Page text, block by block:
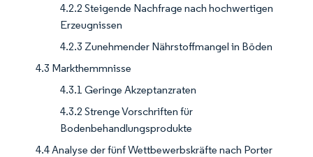
4.2.2 Steigende Nachfrage nach hochwertigen
Erzeugnissen
4.2.3 Zunehmender Nährstoffmangel in Böden
4.3 Markthemmnisse
4.3.1 Geringe Akzeptanzraten
4.3.2 Strenge Vorschriften für
Bodenbehandlungsprodukte
4.4 Analyse der fünf Wettbewerbskräfte nach Porter